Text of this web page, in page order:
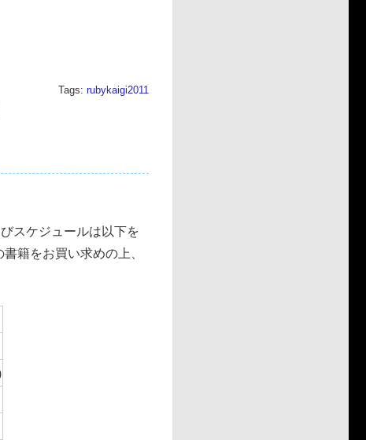
Tags: rubykaigi2011
スケジュールは以下を
籍をお買い求めの上、